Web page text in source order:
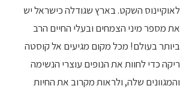
לאוקיינוס השקט. בארץ שגודלה כישראל יש
את מספר מיני הצמחים ובעלי החיים הרב
ביותר בעולם! מכל מקום מגיעים אל קוסטה
ריקה כדי לחוות את הנופים עוצרי הנשימה
והמגוונים שלה, ולראות מקרוב את החיות